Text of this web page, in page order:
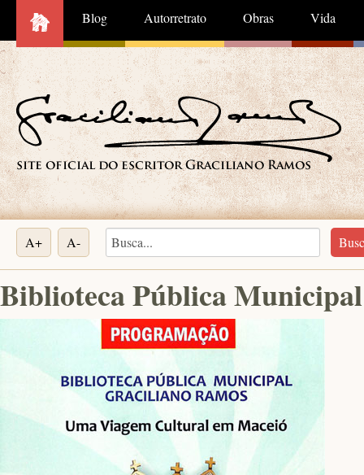
Blog Autorretrato Obras Vida
A+ A-
Biblioteca Pública